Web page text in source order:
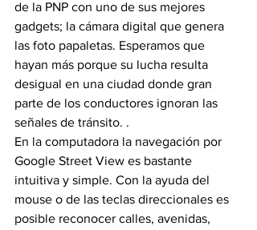
de la PNP con uno de sus mejores
gadgets; la cámara digital que genera
las foto papaletas. Esperamos que
hayan más porque su lucha resulta
desigual en una ciudad donde gran
parte de los conductores ignoran las
señales de tránsito. .
En la computadora la navegación por
Google Street View es bastante
intuitiva y simple. Con la ayuda del
mouse o de las teclas direccionales es
posible reconocer calles, avenidas,